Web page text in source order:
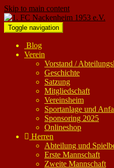
Skip to main content
Toggle navigation
Blog
Verein
Vorstand /
Geschichte
Satzung
Mitgliedschaft
Vereinsheim
Sportanlage und
Sponsoring 2025
Onlineshop
Herren
Abteilung und
Erste Mannschaft
Zweite Mannschaft